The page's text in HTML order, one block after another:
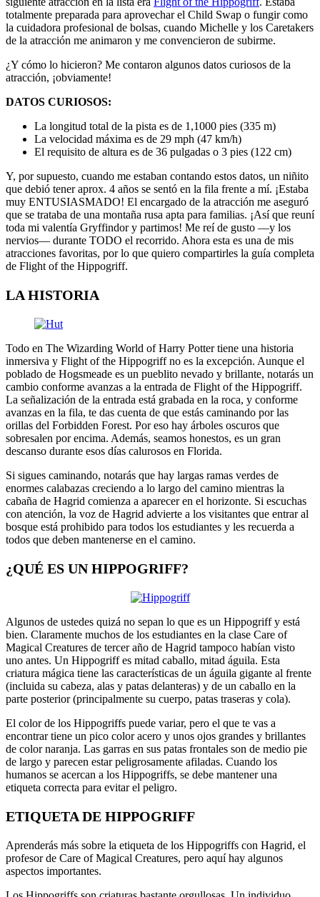
totalmente preparada para aprovechar el Child Swap o fungir como
la cuidadora profesional de bolsas, cuando Michelle y los Caretakers
de la atracción me animaron y me convencieron de subirme.
¿Y cómo lo hicieron? Me contaron algunos datos curiosos de la
atracción, ¡obviamente!
DATOS CURIOSOS:
La longitud total de la pista es de 1,1000 pies (335 m)
La velocidad máxima es de 29 mph (47 km/h)
El requisito de altura es de 36 pulgadas o 3 pies (122 cm)
Y, por supuesto, cuando me estaban contando estos datos, un niñito
que debió tener aprox. 4 años se sentó en la fila frente a mí. ¡Estaba
muy ENTUSIASMADO! El encargado de la atracción me aseguró
que se trataba de una montaña rusa apta para familias. ¡Así que reuní
toda mi valentía Gryffindor y partimos! Me reí de gusto —y los
nervios— durante TODO el recorrido. Ahora esta es una de mis
atracciones favoritas, por lo que quiero compartirles la guía completa
de Flight of the Hippogriff.
LA HISTORIA
Todo en The Wizarding World of Harry Potter tiene una historia
inmersiva y Flight of the Hippogriff no es la excepción. Aunque el
poblado de Hogsmeade es un pueblito nevado y brillante, notarás un
cambio conforme avanzas a la entrada de Flight of the Hippogriff.
La señalización de la entrada está grabada en la roca, y conforme
avanzas en la fila, te das cuenta de que estás caminando por las
orillas del Forbidden Forest. Por eso hay árboles oscuros que
sobresalen por encima. Además, seamos honestos, es un gran
descanso durante esos días calurosos en Florida.
Si sigues caminando, notarás que hay largas ramas verdes de
enormes calabazas creciendo a lo largo del camino mientras la
cabaña de Hagrid comienza a aparecer en el horizonte. Si escuchas
con atención, la voz de Hagrid advierte a los visitantes que entrar al
bosque está prohibido para todos los estudiantes y les recuerda a
todos que deben mantenerse en el camino.
¿QUÉ ES UN HIPPOGRIFF?
Algunos de ustedes quizá no sepan lo que es un Hippogriff y está
bien. Claramente muchos de los estudiantes en la clase Care of
Magical Creatures de tercer año de Hagrid tampoco habían visto
uno antes. Un Hippogriff es mitad caballo, mitad águila. Esta
criatura mágica tiene las características de un águila gigante al frente
(incluida su cabeza, alas y patas delanteras) y de un caballo en la
parte posterior (principalmente su cuerpo, patas traseras y cola).
El color de los Hippogriffs puede variar, pero el que te vas a
encontrar tiene un pico color acero y unos ojos grandes y brillantes
de color naranja. Las garras en sus patas frontales son de medio pie
de largo y parecen estar peligrosamente afiladas. Cuando los
humanos se acercan a los Hippogriffs, se debe mantener una
etiqueta correcta para evitar el peligro.
ETIQUETA DE HIPPOGRIFF
Aprenderás más sobre la etiqueta de los Hippogriffs con Hagrid, el
profesor de Care of Magical Creatures, pero aquí hay algunos
aspectos importantes.